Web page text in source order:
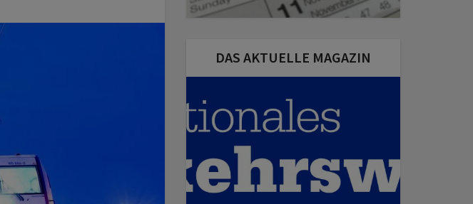
DAS AKTUELLE MAGAZIN